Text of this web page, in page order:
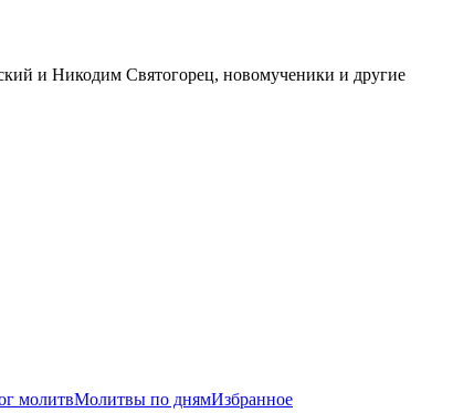
и Никодим Святогорец, новомученики и другие
молитвМолитвы по днямИзбранное